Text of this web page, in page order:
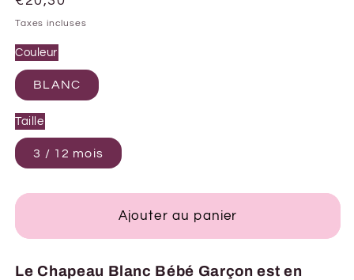
habituel
Taxes incluses
Couleur
BLANC
Taille
3 / 12 mois
Ajouter au panier
Le Chapeau Blanc Bébé Garçon est en